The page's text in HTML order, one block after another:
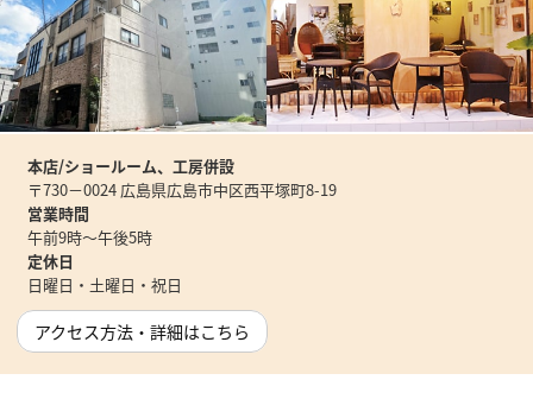
本店/ショールーム、工房併設
〒730－0024 広島県広島市中区西平塚町8-19
営業時間
午前9時～午後5時
定休日
日曜日・土曜日・祝日
アクセス方法・詳細はこちら